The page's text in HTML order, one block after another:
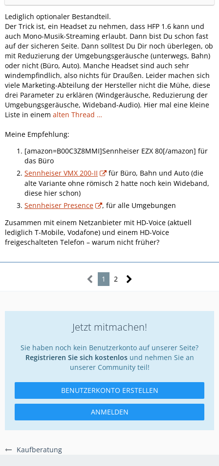
Kaufberatung
Lediglich optionaler Bestandteil.
Der Trick ist, ein Headset zu nehmen, dass HFP 1.6 kann und
auch Mono-Musik-Streaming erlaubt. Dann bist Du schon fast
auf der sicheren Seite. Dann solltest Du Dir noch überlegen, ob
mit Reduzierung der Umgebungsgeräusche (unterwegs, Bahn)
oder nicht (Büro, Auto). Manche Headset sind auch sehr
windempfindlich, also nichts für Draußen. Leider machen sich
viele Marketing-Abteilung der Hersteller nicht die Mühe, diese
drei Parameter zu erklären (Windgeräusche, Reduzierung der
Umgebungsgeräusche, Wideband-Audio). Hier mal eine kleine
Liste in einem alten Thread …
Meine Empfehlung:
[amazon=B00C3Z8MMI]Sennheiser EZX 80[/amazon] für
das Büro
Sennheiser VMX 200-II
für Büro, Bahn und Auto (die
alte Variante ohne römisch 2 hatte noch kein Wideband,
diese hier schon)
Sennheiser Presence
, für alle Umgebungen
Zusammen mit einem Netzanbieter mit HD-Voice (aktuell
lediglich T-Mobile, Vodafone) und einem HD-Voice
freigeschalteten Telefon – warum nicht früher?
1 2
Jetzt mitmachen!
Sie haben noch kein Benutzerkonto auf unserer Seite?
Registrieren Sie sich kostenlosund nehmen Sie an
unserer Community teil!
BENUTZERKONTO ERSTELLEN
ANMELDEN